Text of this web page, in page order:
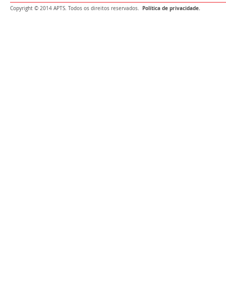
Copyright © 2014 APTS. Todos os direitos reservados. Política de privacidade.